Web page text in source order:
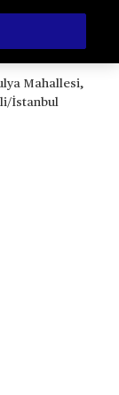
Mahallesi,
İstanbul